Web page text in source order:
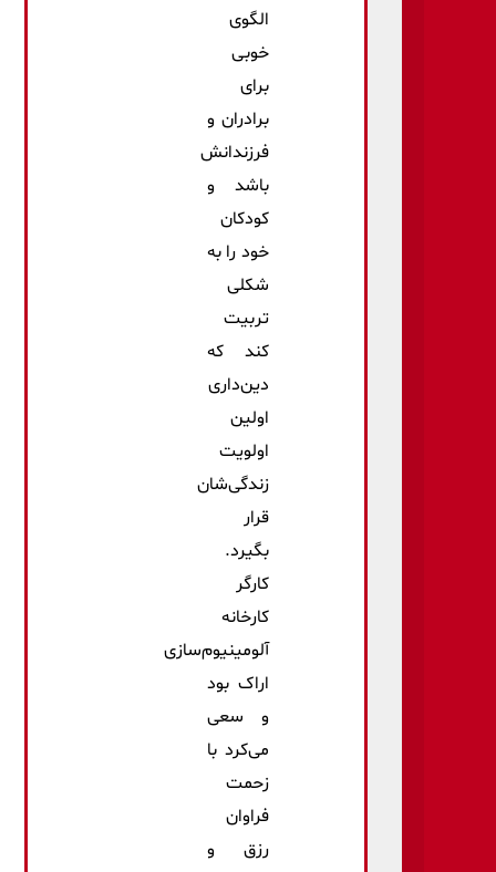
الگوی
خوبی
برای
برادران و
فرزندانش
باشد و
کودکان
خود را به
شکلی
تربیت
کند که
دین‌داری
اولین
اولویت
زندگی‌شان
قرار
بگیرد.
کارگر
کارخانه
آلومینیوم‌سازی
اراک بود
و سعی
می‌کرد با
زحمت
فراوان
رزق و